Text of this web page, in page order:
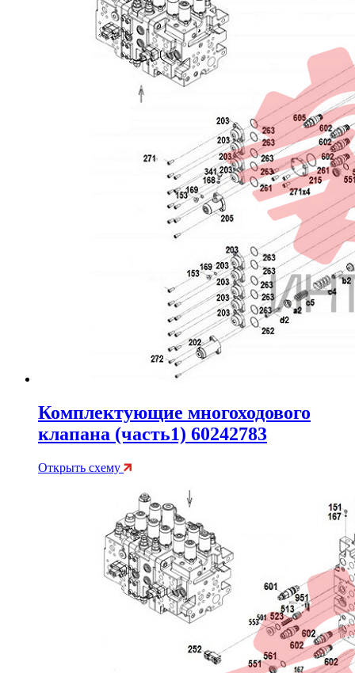
Комплектующие многоходового
клапана (часть1) 60242783
Открыть схему